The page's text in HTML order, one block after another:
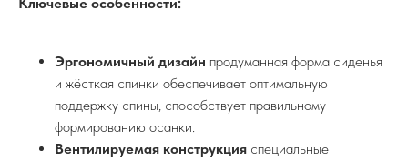
Ключевые особенности:
Эргономичный дизайн продуманная форма сиденья
и жёсткая спинки обеспечивает оптимальную
поддержку спины, способствует правильному
формированию осанки.
Вентилируемая конструкция специальные